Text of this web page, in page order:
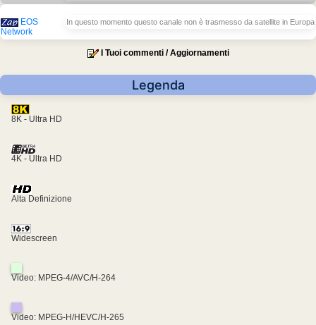
EOS
Network
In questo momento questo canale non è trasmesso da satellite in Europa
I Tuoi commenti / Aggiornamenti
Legenda
8K - Ultra HD
4K - Ultra HD
Alta Definizione
Widescreen
Video: MPEG-4/AVC/H-264
Video: MPEG-H/HEVC/H-265